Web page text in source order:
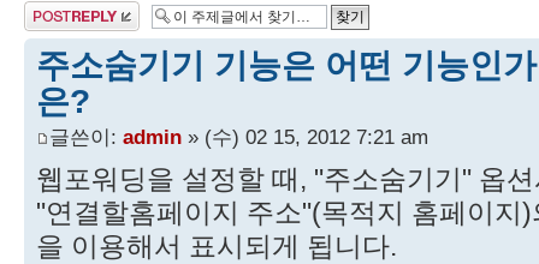
답변 게시글
주소숨기기 기능은 어떤 기능인
은?
글쓴이: admin » (수) 02 15, 2012 7:21 am
웹포워딩을 설정할 때, "주소숨기기" 옵
"연결할홈페이지 주소"(목적지 홈페이지
을 이용해서 표시되게 됩니다.